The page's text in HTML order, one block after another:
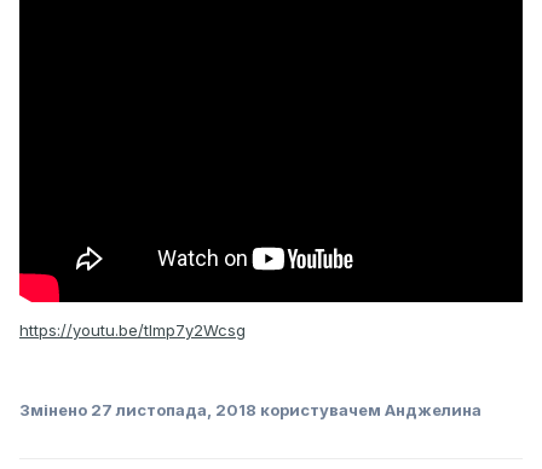
https://youtu.be/tlmp7y2Wcsg
Змінено 27 листопада, 2018 користувачем Анджелина